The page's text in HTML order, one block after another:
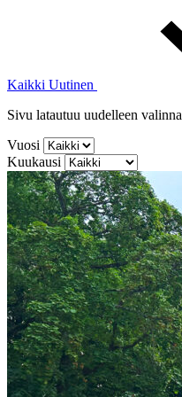
Kaikki Uutinen
Sivu latautuu uudelleen
Vuosi
Kuukausi